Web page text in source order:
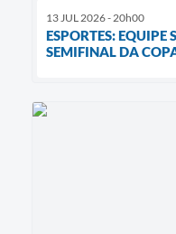
13 JUL 2026 - 20h00
ESPORTES:
SEMIFINAL DA